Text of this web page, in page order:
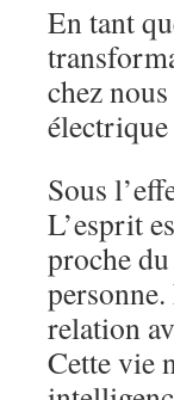
En tant
chez
électrique
Sous
L’esprit
proche
relation
Cette vie